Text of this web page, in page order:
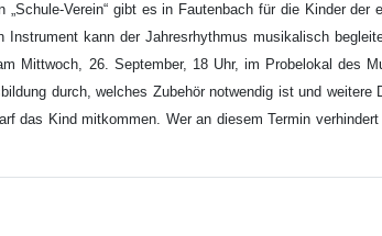
„Schule-Verein“ gibt es in Fautenbach für die Kinder
Instrument kann der Jahresrhythmus musikalisch
Mittwoch, 26. September, 18 Uhr, im Probelokal des
durch, welches Zubehör notwendig ist und
das Kind mitkommen. Wer an diesem Termin